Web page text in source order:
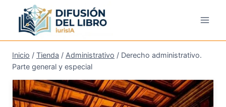
contenido
Inicio / Tienda / Administrativo / Derecho administrativo.
Parte general y especial
¡Oferta!